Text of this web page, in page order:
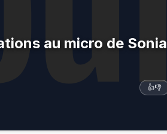
au micro de Sonia
👍👎